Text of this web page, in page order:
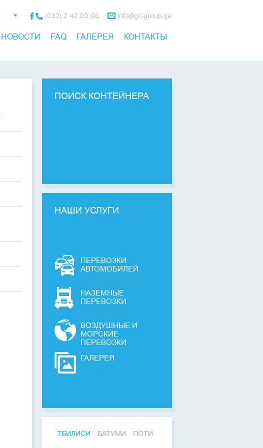
(032) 2 42 80 08 info@gc-group.ge
НОВОСТИ FAQ ГАЛЕРЕЯ КОНТАКТЫ
ПОИСК КОНТЕЙНЕРА
НАШИ УСЛУГИ
ПЕРЕВОЗКИ
АВТОМОБИЛЕЙ
НАЗЕМНЫЕ
ПЕРЕВОЗКИ
ВОЗДУШНЫЕ И
МОРСКИЕ
ПЕРЕВОЗКИ
ГАЛЕРЕЯ
ТБИЛИСИ БАТУМИ ПОТИ